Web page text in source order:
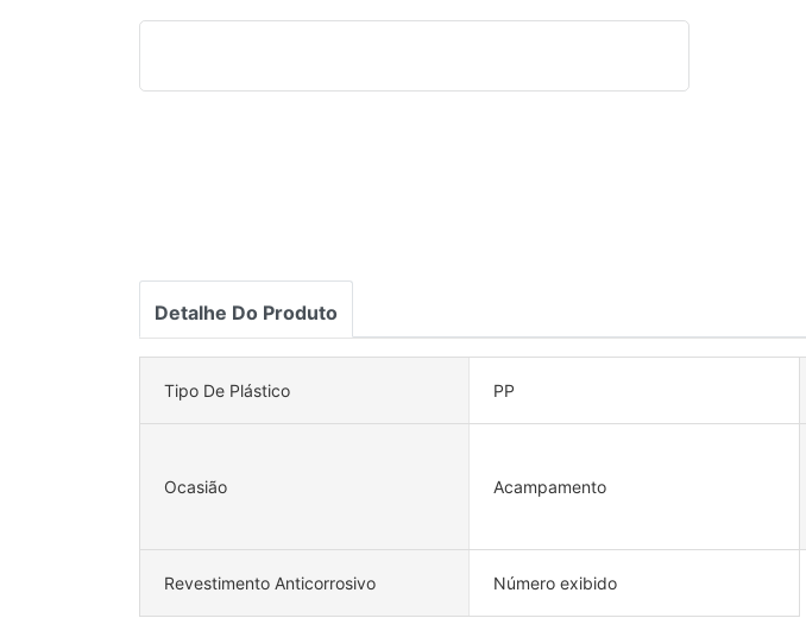
Detalhe Do Produto
Tipo De Plástico PP
Ocasião Acampamento
Revestimento Anticorrosivo Número exibido